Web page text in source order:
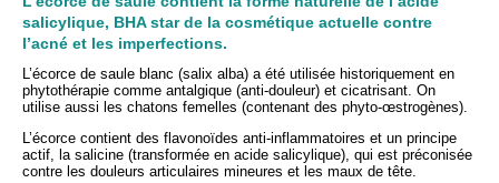
salicylique, BHA star de la cosmétique actuelle contre
l’acné et les imperfections.
L’écorce de saule blanc (salix alba) a été utilisée historiquement en
phytothérapie comme antalgique (anti-douleur) et cicatrisant. On
utilise aussi les chatons femelles (contenant des phyto-œstrogènes).
L’écorce contient des flavonoïdes anti-inflammatoires et un principe
actif, la salicine (transformée en acide salicylique), qui est préconisée
contre les douleurs articulaires mineures et les maux de tête.